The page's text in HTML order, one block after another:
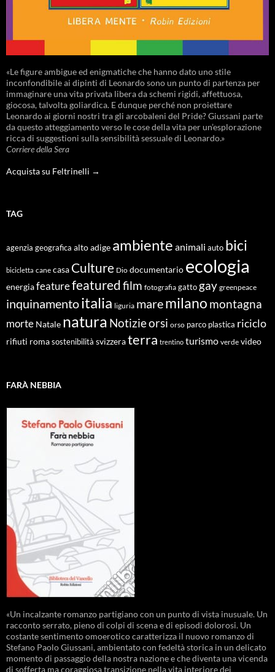
«Le figure ambigue ed enigmatiche che hanno dato uno stile
inconfondibile ai dipinti di Leonardo sono un punto di partenza per
immaginare una vita privata libera da schemi rigidi, affettuosa,
giocosa, talvolta goliardica. E dunque perché non proiettare
Leonardo ai giorni nostri tra gli arcobaleni del Pride? Giussani parte
da questo atteggiamento verso le cose della vita per un’esplorazione
ricca di suggestioni sulla sensibilità sessuale di Leonardo.»
Corriere della Sera
Acquista su Feltrinelli →
TAG
agenzia geografica alto adige ambiente animali auto bici
bicicletta cane casa Culture Dio documentario ecologia
energiafeaturefeaturedfilm fotografia gatto gay greenpeace
inquinamentoitalia liguria maremilano montagna
morte Natale natura Notizieorsi orso parco plastica riciclo
rifiuti roma sostenibilità svizzeraterra trentino turismo verde video
FARÀ NEBBIA
«Un incalzante romanzo partigiano con un punto di vista inusuale. Un
racconto serrato, pieno di colpi di scena e di episodi dolorosi. Un
costante sentimento omoerotico caratterizza il nuovo romanzo di
Stefano Paolo Giussani, ambientato con fedeltà storica in un delicato
momento di passaggio della nostra nazione e che diventa una vicenda
di sofferta ma coraggiosa transizione nella vita interiore dei